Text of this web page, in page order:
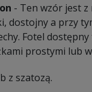
- Ten wzór jest
dostojny a przy
Fotel
prostymi lub
z szatozą.